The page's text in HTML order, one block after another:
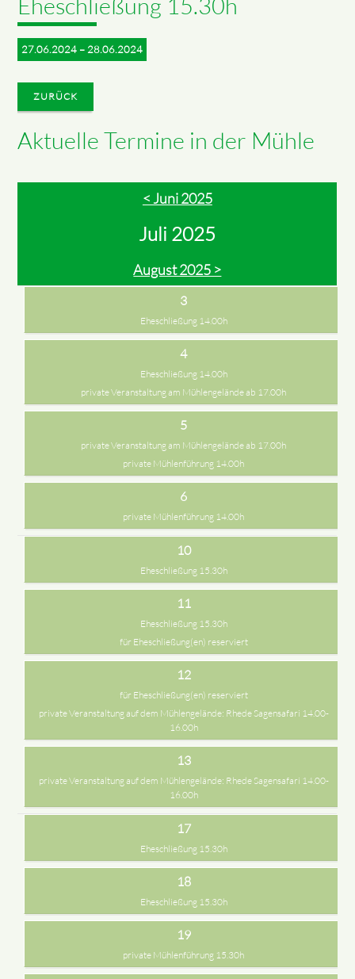
27.06.2024 – 28.06.2024
ZURÜCK
Aktuelle Termine in der Mühle
< Juni 2025
Juli 2025
August 2025 >
3
Eheschließung 14.00h
4
Eheschließung 14.00h
private Veranstaltung am Mühlengelände ab 17.00h
5
private Veranstaltung am Mühlengelände ab 17.00h
private Mühlenführung 14.00h
6
private Mühlenführung 14.00h
10
Eheschließung 15.30h
11
Eheschließung 15.30h
für Eheschließung(en) reserviert
12
für Eheschließung(en) reserviert
private Veranstaltung auf dem Mühlengelände: Rhede Sagensafari 14.00-
16.00h
13
private Veranstaltung auf dem Mühlengelände: Rhede Sagensafari 14.00-
16.00h
17
Eheschließung 15.30h
18
Eheschließung 15.30h
19
private Mühlenführung 15.30h